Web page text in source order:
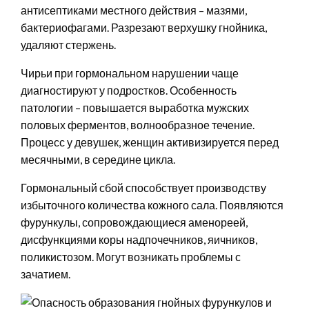
антисептиками местного действия – мазями,
бактериофагами. Разрезают верхушку гнойника,
удаляют стержень.
Чирьи при гормональном нарушении чаще
диагностируют у подростков. Особенность
патологии – повышается выработка мужских
половых ферментов, волнообразное течение.
Процесс у девушек, женщин активизируется перед
месячными, в середине цикла.
Гормональный сбой способствует производству
избыточного количества кожного сала. Появляются
фурункулы, сопровождающиеся аменореей,
дисфункциями коры надпочечников, яичников,
поликистозом. Могут возникать проблемы с
зачатием.